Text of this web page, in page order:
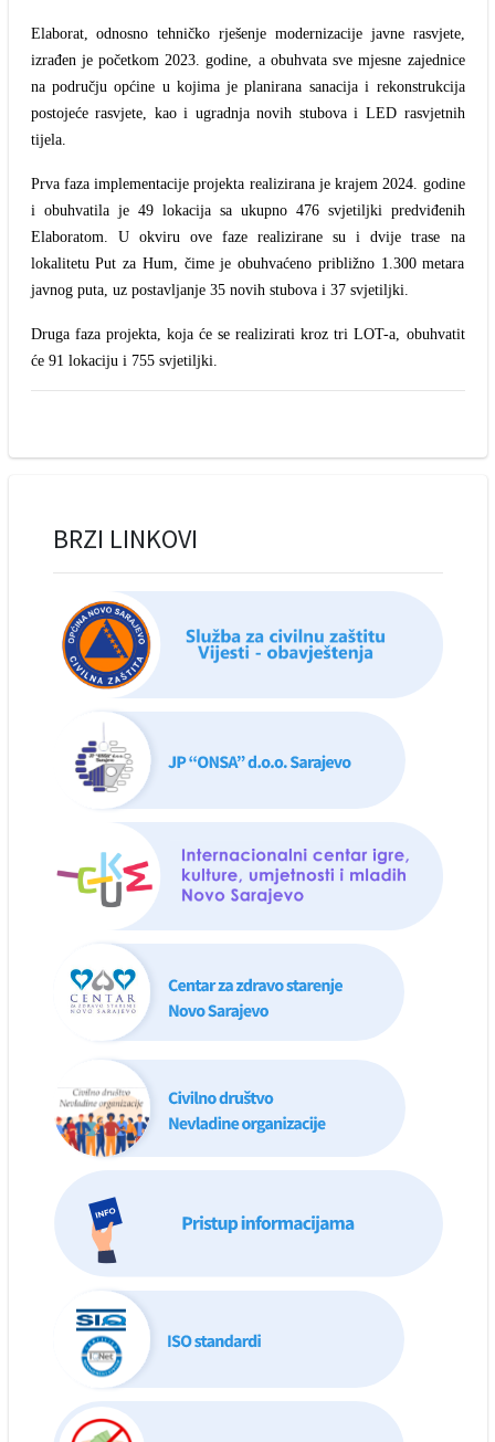
Elaborat, odnosno tehničko rješenje modernizacije javne rasvjete,
izrađen je početkom 2023. godine, a obuhvata sve mjesne zajednice
na području općine u kojima je planirana sanacija i rekonstrukcija
postojeće rasvjete, kao i ugradnja novih stubova i LED rasvjetnih
tijela.
Prva faza implementacije projekta realizirana je krajem 2024. godine
i obuhvatila je 49 lokacija sa ukupno 476 svjetiljki predviđenih
Elaboratom. U okviru ove faze realizirane su i dvije trase na
lokalitetu Put za Hum, čime je obuhvaćeno približno 1.300 metara
javnog puta, uz postavljanje 35 novih stubova i 37 svjetiljki.
Druga faza projekta, koja će se realizirati kroz tri LOT-a, obuhvatit
će 91 lokaciju i 755 svjetiljki.
BRZI LINKOVI